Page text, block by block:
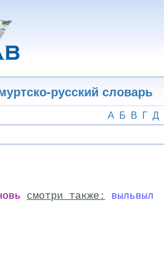
русский словарь
А Б В Г Д
смотри также: выльвыл